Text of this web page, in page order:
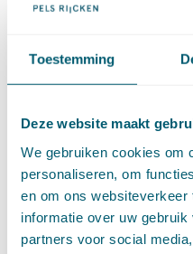
Toestemming
Deze website maakt
We gebruiken cookies om
personaliseren, om
en om ons
informatie over uw
partners voor social
december (15)
september (4)
augustus (7)
juli (4)
april (11)
februari (11)
januari (15)
►
2020 (154)
december (6)
november (14)
oktober (14)
september (8)